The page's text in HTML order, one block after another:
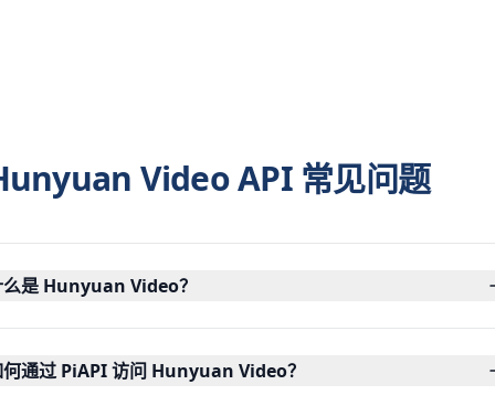
Video API 常见问题
是 Hunyuan Video？
通过 PiAPI 访问 Hunyuan Video？